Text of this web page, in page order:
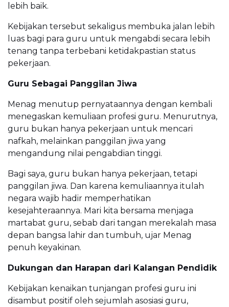
lebih baik.
Kebijakan tersebut sekaligus membuka jalan lebih
luas bagi para guru untuk mengabdi secara lebih
tenang tanpa terbebani ketidakpastian status
pekerjaan.
Guru Sebagai Panggilan Jiwa
Menag menutup pernyataannya dengan kembali
menegaskan kemuliaan profesi guru. Menurutnya,
guru bukan hanya pekerjaan untuk mencari
nafkah, melainkan panggilan jiwa yang
mengandung nilai pengabdian tinggi.
Bagi saya, guru bukan hanya pekerjaan, tetapi
panggilan jiwa. Dan karena kemuliaannya itulah
negara wajib hadir memperhatikan
kesejahteraannya. Mari kita bersama menjaga
martabat guru, sebab dari tangan merekalah masa
depan bangsa lahir dan tumbuh, ujar Menag
penuh keyakinan.
Dukungan dan Harapan dari Kalangan Pendidik
Kebijakan kenaikan tunjangan profesi guru ini
disambut positif oleh sejumlah asosiasi guru,